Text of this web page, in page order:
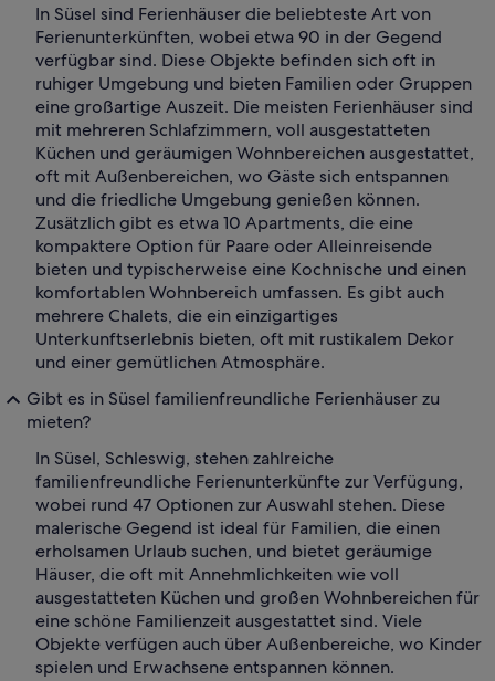
In Süsel sind Ferienhäuser die beliebteste Art von
Ferienunterkünften, wobei etwa 90 in der Gegend
verfügbar sind. Diese Objekte befinden sich oft in
ruhiger Umgebung und bieten Familien oder Gruppen
eine großartige Auszeit. Die meisten Ferienhäuser sind
mit mehreren Schlafzimmern, voll ausgestatteten
Küchen und geräumigen Wohnbereichen ausgestattet,
oft mit Außenbereichen, wo Gäste sich entspannen
und die friedliche Umgebung genießen können.
Zusätzlich gibt es etwa 10 Apartments, die eine
kompaktere Option für Paare oder Alleinreisende
bieten und typischerweise eine Kochnische und einen
komfortablen Wohnbereich umfassen. Es gibt auch
mehrere Chalets, die ein einzigartiges
Unterkunftserlebnis bieten, oft mit rustikalem Dekor
und einer gemütlichen Atmosphäre.
Gibt es in Süsel familienfreundliche Ferienhäuser zu
mieten?
In Süsel, Schleswig, stehen zahlreiche
familienfreundliche Ferienunterkünfte zur Verfügung,
wobei rund 47 Optionen zur Auswahl stehen. Diese
malerische Gegend ist ideal für Familien, die einen
erholsamen Urlaub suchen, und bietet geräumige
Häuser, die oft mit Annehmlichkeiten wie voll
ausgestatteten Küchen und großen Wohnbereichen für
eine schöne Familienzeit ausgestattet sind. Viele
Objekte verfügen auch über Außenbereiche, wo Kinder
spielen und Erwachsene entspannen können.